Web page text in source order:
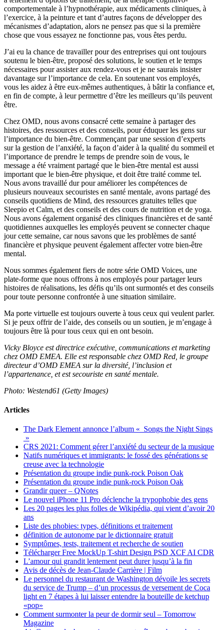
comportementale à l’hypnothérapie, aux médicaments cliniques, à
l’exercice, à la peinture et tant d’autres façons de développer des
mécanismes d’adaptation, alors ne pensez pas que si la première
chose que vous essayez ne fonctionne pas, vous êtes perdu.
J’ai eu la chance de travailler pour des entreprises qui ont toujours
soutenu le bien-être, proposé des solutions, le soutien et le temps
nécessaires pour assister aux rendez-vous et je ne saurais insister
davantage sur l’importance de cela. En soutenant vos employés,
vous les aidez à être eux-mêmes authentiques, à bâtir la confiance et,
en fin de compte, à leur permettre d’être les meilleurs qu’ils peuvent
être.
Chez OMD, nous avons consacré cette semaine à partager des
histoires, des ressources et des conseils, pour éduquer les gens sur
l’importance du bien-être. Commençant par une session d’experts
sur la gestion de l’anxiété, la façon d’aider à la qualité du sommeil et
l’importance de prendre le temps de prendre soin de vous, le
message a été vraiment partagé que le bien-être mental est aussi
important que le bien-être physique, et doit être traité comme tel.
Nous avons travaillé dur pour améliorer les compétences de
plusieurs nouveaux secouristes en santé mentale, avons partagé des
conseils quotidiens de Mind, des ressources gratuites telles que
Sleepio et Calm, et des conseils et des cours de nutrition et de yoga.
Nous avons également organisé des cliniques financières et de santé
quotidiennes auxquelles les employés peuvent se connecter chaque
jour cette semaine, car nous savons que les problèmes de santé
financière et physique peuvent également affecter votre bien-être
mental.
Nous sommes également fiers de notre série OMD Voices, une
plate-forme que nous offrons à nos employés pour partager leurs
histoires de réalisations, les défis qu’ils ont surmontés et des conseils
pour toute personne confrontée à une situation similaire.
Ma porte virtuelle est toujours ouverte à tous ceux qui veulent parler.
Si je peux offrir de l’aide, des conseils ou un soutien, je m’engage à
toujours être là pour tous ceux qui en ont besoin.
Vicky Bloyce est directrice exécutive, communications et marketing
chez OMD EMEA. Elle est responsable chez OMD Red, le groupe
directeur d’OMD EMEA sur la diversité, l’inclusion et
l’appartenance, et est secouriste en santé mentale.
Photo: Westend61 (Getty Images)
Articles
The Dark Element annonce l’album « Songs the Night Sings
»
CRS 2021: Comment gérer l’anxiété du secteur de la musique
Natifs numériques et immigrants: le fossé des générations se
creuse avec la technologie
Présentation du groupe indie punk-rock Poison Oak
Présentation du groupe indie punk-rock Poison Oak
Grandir queer – QNotes
Le nouvel iPhone 11 Pro déclenche la trypophobie des gens
Les 20 pages les plus folles de Wikipédia, qui vient d’avoir 20
ans
Liste des phobies: types, définitions et traitement
définition de autonome par le dictionnaire gratuit
Symptômes, tests, traitement et recherche de soutien
Télécharger Free MockUp T-shirt Design PSD XCF AI CDR
L’amour qui grandit lentement peut durer jusqu’à la fin
Avis de décès de Jean-Claude Carrière | Film
Le personnel du restaurant de Washington dévoile les secrets
du service de Trump – d’un processus de versement de Coca
light en 7 étapes à lui laisser entendre la bouteille de ketchup
«pop»
Comment surmonter la peur de dormir seul – Tomorrow
Magazine